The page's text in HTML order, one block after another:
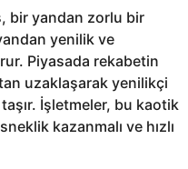
bir yandan zorlu bir
yenilik ve
Piyasada rekabetin
uzaklaşarak yenilikçi
İşletmeler, bu kaotik
kazanmalı ve hızlı